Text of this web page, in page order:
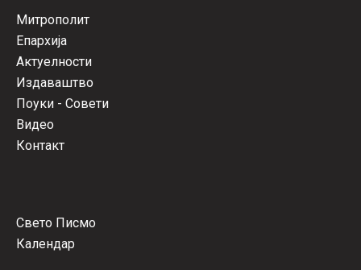
Митрополит
Епархија
Актуелности
Издаваштво
Поуки - Совети
Видео
Контакт
Свето Писмо
Календар